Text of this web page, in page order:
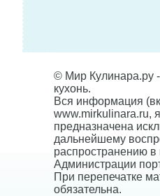
© Мир Кулинара.ру
кухонь.
Вся информация
www.mirkulinara.ru,
предназначена
дальнейшему
распространению
Администрации
При перепечатке
обязательна.